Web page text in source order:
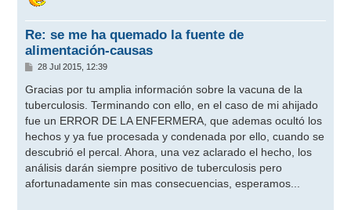
Re: se me ha quemado la fuente de
alimentación-causas
M
n
a
j
e
28 Jul 2015, 12:39
Gracias por tu amplia información sobre la vacuna de la
tuberculosis. Terminando con ello, en el caso de mi ahijado
fue un ERROR DE LA ENFERMERA, que ademas ocultó los
hechos y ya fue procesada y condenada por ello, cuando se
descubrió el percal. Ahora, una vez aclarado el hecho, los
análisis darán siempre positivo de tuberculosis pero
afortunadamente sin mas consecuencias, esperamos...